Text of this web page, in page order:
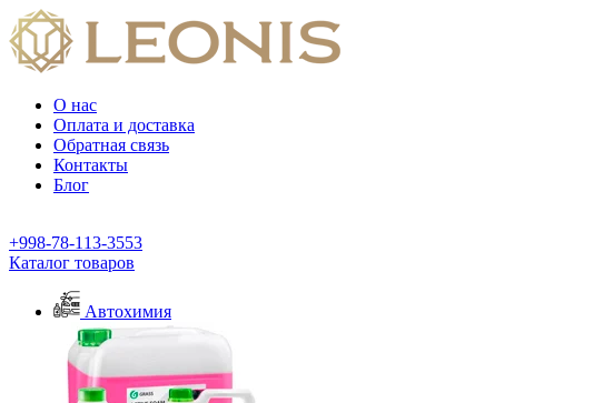
О нас
Оплата и доставка
Обратная связь
Контакты
Блог
+998-78-113-3553
Каталог товаров
Автохимия